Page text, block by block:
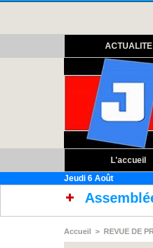
ACTUALITE
L'accueil
Jeudi 6 Août
nationale :
Accueil > REVUE DE